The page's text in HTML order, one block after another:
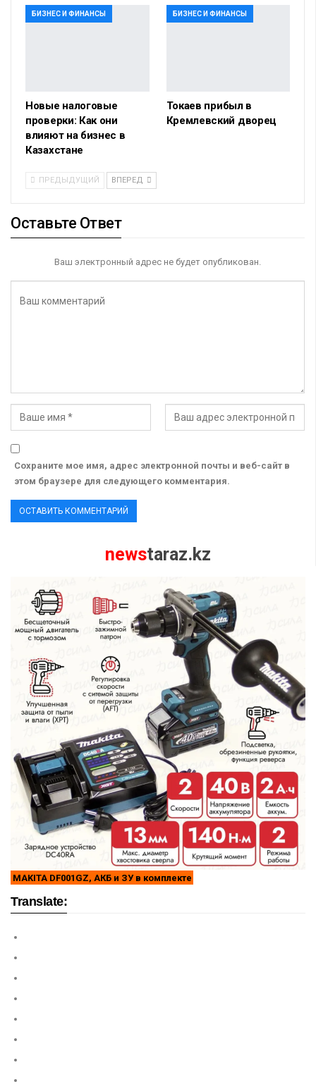
БИЗНЕС И ФИНАНСЫ
Новые налоговые
проверки: Как они
влияют на бизнес в
Казахстане
БИЗНЕС И ФИНАНСЫ
Токаев прибыл в
Кремлевский дворец
ПРЕДЫДУЩИЙ ВПЕРЕД
Оставьте Ответ
Ваш электронный адрес не будет опубликован.
Сохраните мое имя, адрес электронной почты и веб-сайт в
этом браузере для следующего комментария.
newstaraz.kz
MAKITA DF001GZ, АКБ и ЗУ в комплекте
Translate: